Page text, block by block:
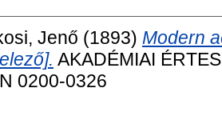
Jenő (1893) Modern
AKADÉMIAI
0200-0326